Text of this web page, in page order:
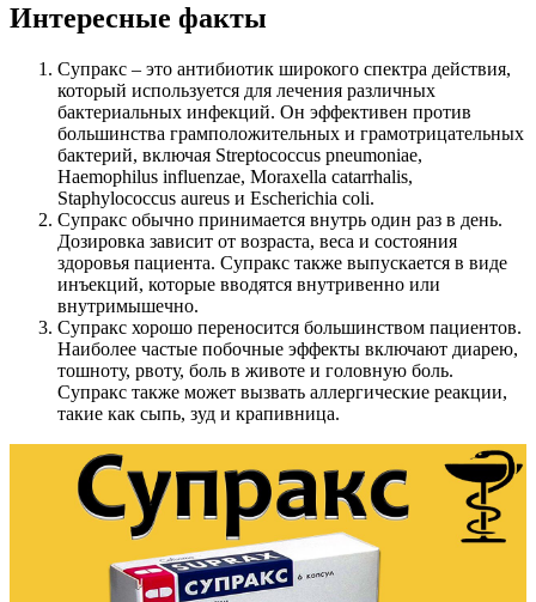
Интересные факты
Супракс – это антибиотик широкого спектра действия,
который используется для лечения различных
бактериальных инфекций. Он эффективен против
большинства грамположительных и грамотрицательных
бактерий, включая Streptococcus pneumoniae,
Haemophilus influenzae, Moraxella catarrhalis,
Staphylococcus aureus и Escherichia coli.
Супракс обычно принимается внутрь один раз в день.
Дозировка зависит от возраста, веса и состояния
здоровья пациента. Супракс также выпускается в виде
инъекций, которые вводятся внутривенно или
внутримышечно.
Супракс хорошо переносится большинством пациентов.
Наиболее частые побочные эффекты включают диарею,
тошноту, рвоту, боль в животе и головную боль.
Супракс также может вызвать аллергические реакции,
такие как сыпь, зуд и крапивница.